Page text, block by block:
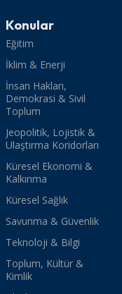
Konular
Eğitim
İklim & Enerji
İnsan Hakları,
Demokrasi & Sivil
Toplum
Jeopolitik, Lojistik &
Ulaştırma Koridorları
Küresel Ekonomi &
Kalkınma
Küresel Sağlık
Savunma & Güvenlik
Teknoloji & Bilgi
Toplum, Kültür &
Kimlik